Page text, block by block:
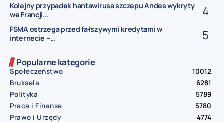
Kolejny przypadek hantawirusa szczepu Andes wykryty
we Francji...
FSMA ostrzega przed fałszywymi kredytami w
internecie –...
Popularne kategorie
Społeczeństwo
10012
Bruksela
6281
Polityka
5789
Praca i Finanse
5780
Prawo i Urzędy
4774